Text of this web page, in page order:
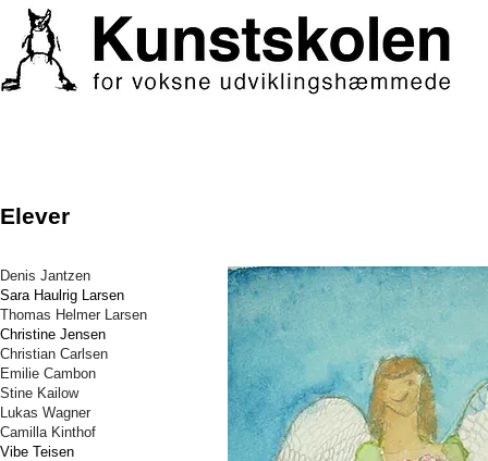
Elever
Denis Jantzen
Sara Haulrig Larsen
Thomas Helmer Larsen
Christine Jensen
Christian Carlsen
Emilie Cambon
Stine Kailow
Lukas Wagner
Camilla Kinthof
Vibe Teisen